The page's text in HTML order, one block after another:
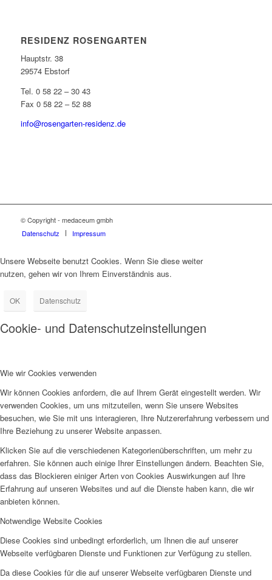
RESIDENZ ROSENGARTEN
Hauptstr. 38
29574 Ebstorf
Tel. 0 58 22 – 30 43
Fax 0 58 22 – 52 88
info@rosengarten-residenz.de
© Copyright - medaceum gmbh
Datenschutz
Impressum
Unsere Webseite benutzt Cookies. Wenn Sie diese weiter
nutzen, gehen wir von Ihrem Einverständnis aus.
OK Datenschutz
Cookie- und Datenschutzeinstellungen
Wie wir Cookies verwenden
Wir können Cookies anfordern, die auf Ihrem Gerät eingestellt werden. Wir
verwenden Cookies, um uns mitzuteilen, wenn Sie unsere Websites
besuchen, wie Sie mit uns interagieren, Ihre Nutzererfahrung verbessern und
Ihre Beziehung zu unserer Website anpassen.
Klicken Sie auf die verschiedenen Kategorienüberschriften, um mehr zu
erfahren. Sie können auch einige Ihrer Einstellungen ändern. Beachten Sie,
dass das Blockieren einiger Arten von Cookies Auswirkungen auf Ihre
Erfahrung auf unseren Websites und auf die Dienste haben kann, die wir
anbieten können.
Notwendige Website Cookies
Diese Cookies sind unbedingt erforderlich, um Ihnen die auf unserer
Webseite verfügbaren Dienste und Funktionen zur Verfügung zu stellen.
Da diese Cookies für die auf unserer Webseite verfügbaren Dienste und